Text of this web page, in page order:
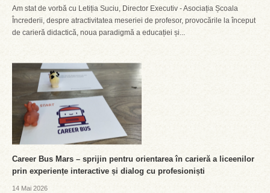
Am stat de vorbă cu Letiția Suciu, Director Executiv - Asociația Școala
Încrederii, despre atractivitatea meseriei de profesor, provocările la început
de carieră didactică, noua paradigmă a educației și...
Career Bus Mars – sprijin pentru orientarea în carieră a liceenilor
prin experiențe interactive și dialog cu profesioniști
14 Mai 2026